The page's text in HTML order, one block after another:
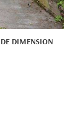
DIMENSION